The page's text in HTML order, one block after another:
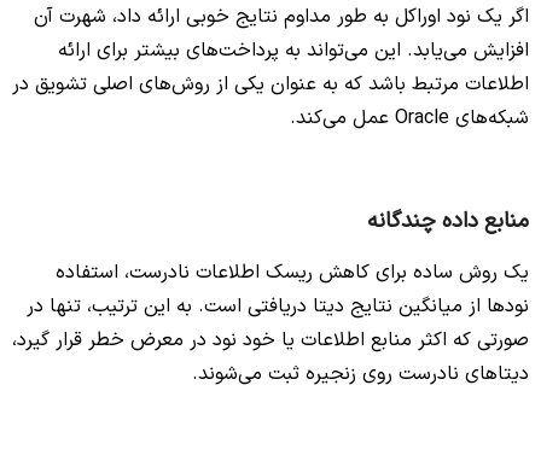
اگر یک نود اوراکل به طور مداوم نتایج خوبی ارائه داد، شهرت آن
افزایش می‌یابد. این می‌تواند به پرداخت‌های بیشتر برای ارائه
اطلاعات مرتبط باشد که به عنوان یکی از روش‌های اصلی تشویق در
شبکه‌های Oracle عمل می‌کند.
منابع داده چندگانه
یک روش ساده برای کاهش ریسک اطلاعات نادرست، استفاده
نودها از میانگین نتایج دیتا دریافتی است. به این ترتیب، تنها در
صورتی که اکثر منابع اطلاعات یا خود نود در معرض خطر قرار گیرد،
دیتاهای نادرست روی زنجیره ثبت می‌شوند.